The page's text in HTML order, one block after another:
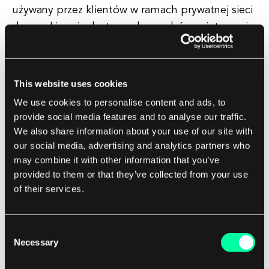
This website uses cookies
We use cookies to personalise content and ads, to
provide social media features and to analyse our traffic.
We also share information about your use of our site with
our social media, advertising and analytics partners who
may combine it with other information that you’ve
provided to them or that they’ve collected from your use
of their services.
Selection
Necessary
używany przez klientów w ramach prywatnej sieci
do uzyskiwania dostępu do zasobów w internecie.
Przechwytuje wychodzące żądania od klientów i
przekazuje je do internetu w imieniu klientów. 2.
**Reverse Proxy**: Reverse proxy znajduje się
przed serwerami webowymi i działa jako brama
dla nadchodzących żądań klientów.
Może wykonywać różne funkcje, takie jak
równoważenie obciążenia, przechowywanie w
pamięci podręcznej, zakończenie SSL oraz